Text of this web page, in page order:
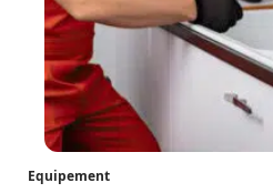
Equipement